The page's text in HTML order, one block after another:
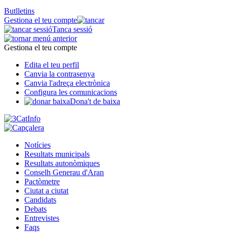
Butlletins
Gestiona el teu compte
Tanca sessió
Gestiona el teu compte
Edita el teu perfil
Canvia la contrasenya
Canvia l'adreça electrònica
Configura les comunicacions
Dona't de baixa
Notícies
Resultats municipals
Resultats autonòmiques
Conselh Generau d'Aran
Pactòmetre
Ciutat a ciutat
Candidats
Debats
Entrevistes
Faqs